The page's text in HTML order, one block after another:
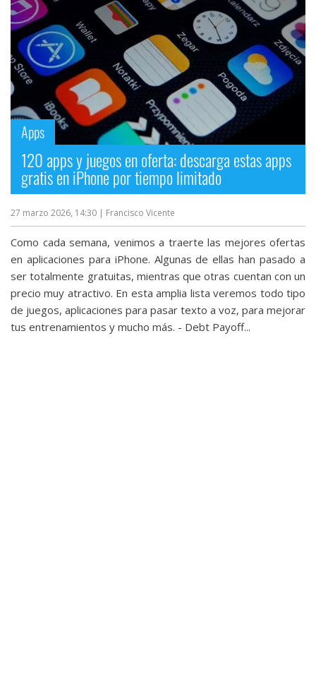
Apps
120 apps y juegos en oferta: descarga estas apps
gratis en iPhone por tiempo limitado
27 marzo 2026, 14:30 | Francisco Vicente
Como cada semana, venimos a traerte las mejores ofertas
en aplicaciones para iPhone. Algunas de ellas han pasado a
ser totalmente gratuitas, mientras que otras cuentan con un
precio muy atractivo. En esta amplia lista veremos todo tipo
de juegos, aplicaciones para pasar texto a voz, para mejorar
tus entrenamientos y mucho más. - Debt Payoff...